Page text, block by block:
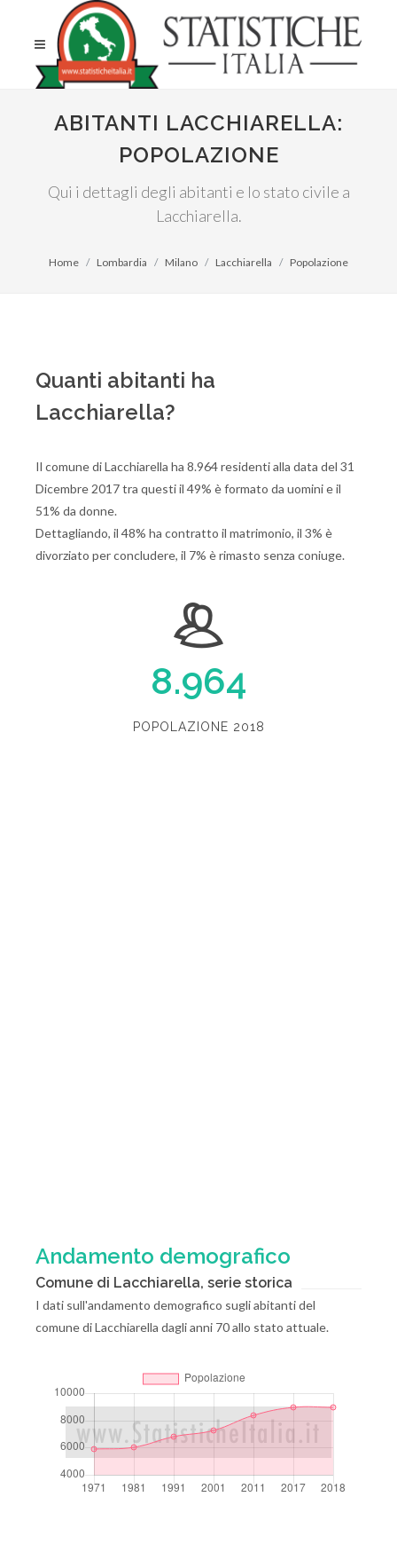
ABITANTI LACCHIARELLA:
POPOLAZIONE
Qui i dettagli degli abitanti e lo stato civile a
Lacchiarella.
Home Lombardia Milano Lacchiarella Popolazione
Quanti abitanti ha
Lacchiarella?
Il comune di Lacchiarella ha 8.964 residenti alla data del 31
Dicembre 2017 tra questi il 49% è formato da uomini e il
51% da donne.
Dettagliando, il 48% ha contratto il matrimonio, il 3% è
divorziato per concludere, il 7% è rimasto senza coniuge.
8.964
POPOLAZIONE 2018
Andamento demografico
Comune di Lacchiarella, serie storica
I dati sull'andamento demografico sugli abitanti del
comune di Lacchiarella dagli anni 70 allo stato attuale.